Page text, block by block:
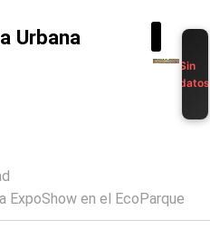
Urbana
Sin
datos
ExpoShow en el EcoParque